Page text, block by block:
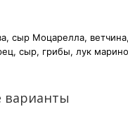
сыр Моцарелла,
сыр, грибы, лук
варианты